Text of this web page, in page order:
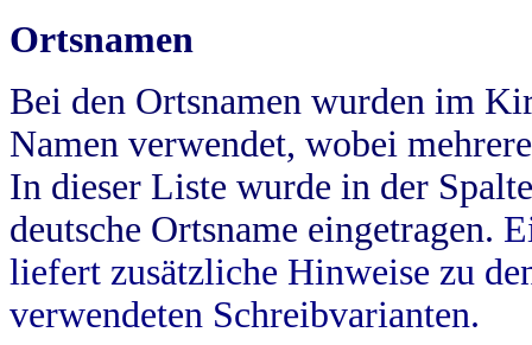
Ortsnamen
Bei den Ortsnamen wurden im
Namen verwendet, wobei
In dieser Liste wurde in der
deutsche Ortsname eingetragen.
liefert zusätzliche Hinweise zu
verwendeten Schreibvarianten.